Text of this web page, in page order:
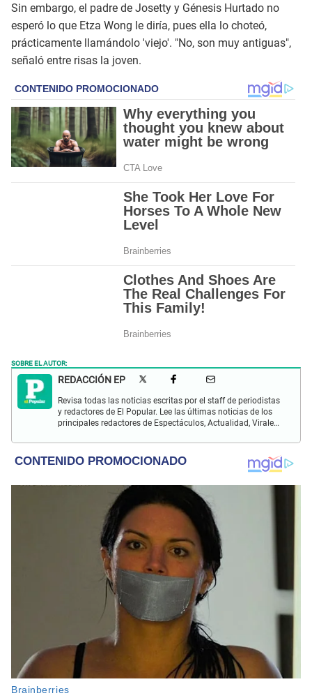
Sin embargo, el padre de Josetty y Génesis Hurtado no
esperó lo que Etza Wong le diría, pues ella lo choteó,
prácticamente llamándolo 'viejo'. "No, son muy antiguas",
señaló entre risas la joven.
SOBRE EL AUTOR:
REDACCIÓN EP
Revisa todas las noticias escritas por el staff de periodistas
y redactores de El Popular. Lee las últimas noticias de los
principales redactores de Espectáculos, Actualidad, Virales,